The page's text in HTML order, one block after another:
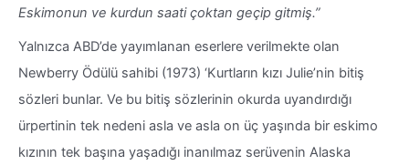
Eskimonun ve kurdun saati çoktan geçip gitmiş.”
Yalnızca ABD’de yayımlanan eserlere verilmekte olan
Newberry Ödülü sahibi (1973) ‘Kurtların kızı Julie’nin bitiş
sözleri bunlar. Ve bu bitiş sözlerinin okurda uyandırdığı
ürpertinin tek nedeni asla ve asla on üç yaşında bir eskimo
kızının tek başına yaşadığı inanılmaz serüvenin Alaska